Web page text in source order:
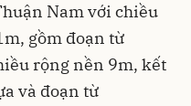
Nam với chiều
gồm đoạn từ
rộng nền 9m, kết
và đoạn từ